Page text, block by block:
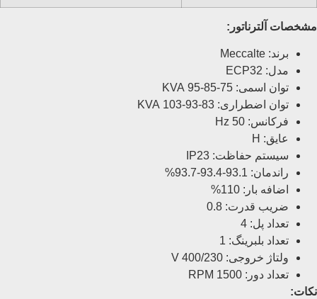
مشخصات آلترناتور:
برند: Meccalte
مدل: ECP32
توان اسمی: 75-85-95 KVA
توان اضطراری: 83-93-103 KVA
فرکانس: 50 Hz
عایق: H
سیستم حفاظت: IP23
راندمان: 93.1-93.4-93.7%
اضافه بار: 110%
ضریب قدرت: 0.8
تعداد پل: 4
تعداد بلبرینگ: 1
ولتاژ خروجی: 400/230 V
تعداد دور: 1500 RPM
نکات: